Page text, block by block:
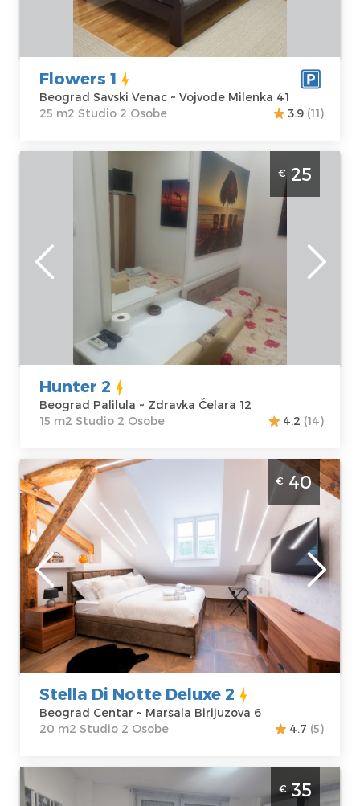
Adresa:Vojvode
Milenka 41
Struktura :
Studio
Flowers 1
Beograd Savski Venac ~ Vojvode Milenka 41
25 m2 Studio 2 Osobe
3.9 (11)
Studio Apartman Hunter 2 Beograd Palilula.
Apartman smesten kod hale Pionir.
Namenjen za 2 osobe.
Beograd
Lokacija:
Beograd Palilula
Zdravka
25 €
Gosti:2
Kvadratura :
m2
Struktura :
Studio
€25
Hunter 2
Beograd Palilula ~ Zdravka Čelara 12
15 m2 Studio 2 Osobe
4.2 (14)
Studio Apartman Stella Di Notte Deluxe 2
Beograd Centar. Smešten u samom centru
grada i namenjen za 2 osobe.
Beograd
Lokacija:
Beograd Centar
Adresa:Marsala
Birijuzova 6
Cena40 €
Gosti:2
Kvadratura :20
m2
Struktura :
Studio
€ 40
Stella Di Notte Deluxe 2
Beograd Centar ~ Marsala Birijuzova 6
20 m2 Studio 2 Osobe
4.7 (5)
Studio Apartman Beo centar Beograd
Zvezdara. Studio apartman, veličine 20m2,
€35